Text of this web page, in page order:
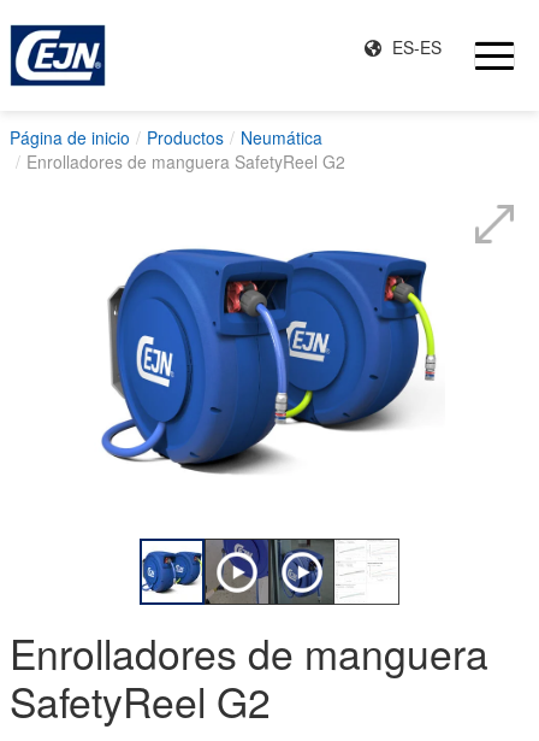
ES-ES
Página de inicio Productos
Neumática
Enrolladores de manguera SafetyReel G2
Enrolladores de manguera
SafetyReel G2